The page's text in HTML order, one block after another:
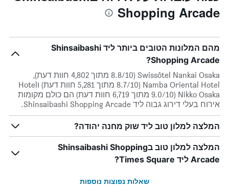
Shopping Arcade
מהם המלונות הטובים ביותר ליד Shinsaibashi
Shopping Arcade?
Swissôtel Nankai Osaka (8.8/10 מתוך 4,802 חוות דעת),
Namba Oriental Hotel (8.7/10 מתוך 5,281 חוות דעת) וHotel
Nikko Osaka (9.0/10 מתוך 6,719 חוות דעת) הם כולם מקומות
אירוח בעלי דירוג גבוה ליד Shinsaibashi Shopping Arcade.
המלצה למלון טוב ליד שוק מחנה יהודה?
המלצה למלון טוב בShinsaibashi Shopping
Arcade ליד Times Square?
שאלות נפוצות נוספות